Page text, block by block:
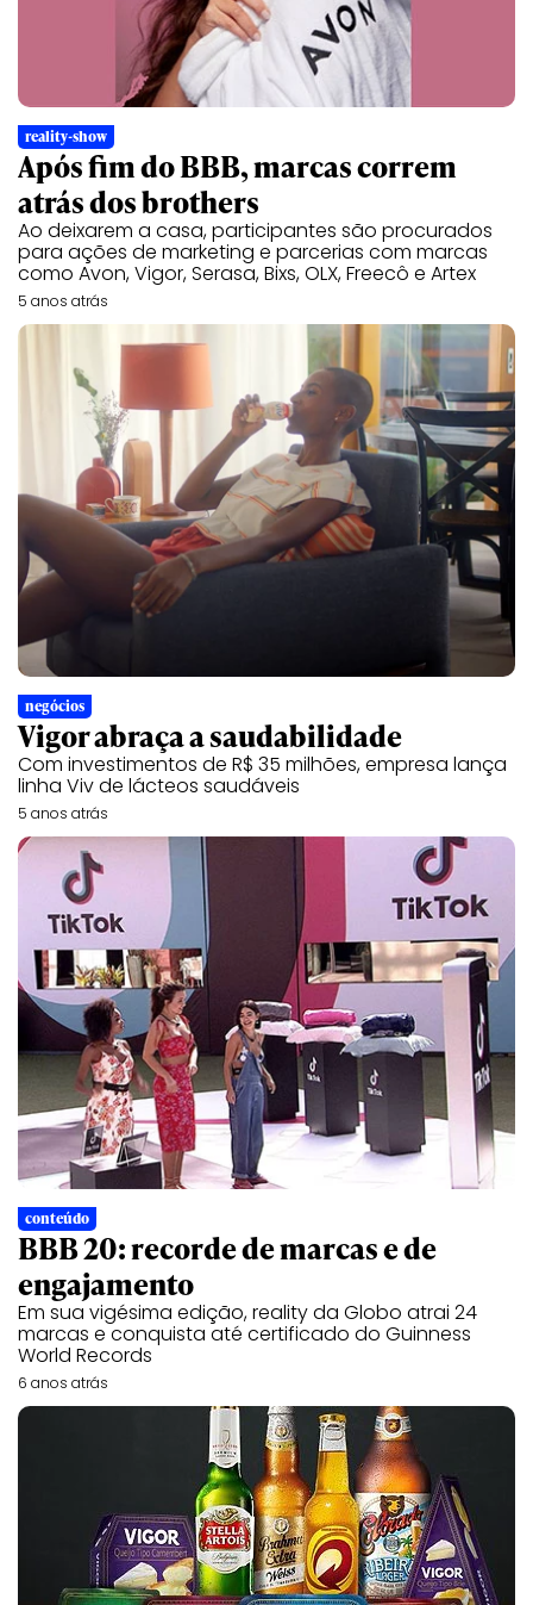
reality-show
Após fim do BBB, marcas correm
atrás dos brothers
Ao deixarem a casa, participantes são procurados
para ações de marketing e parcerias com marcas
como Avon, Vigor, Serasa, Bixs, OLX, Freecô e Artex
5 anos atrás
negócios
Vigor abraça a saudabilidade
Com investimentos de R$ 35 milhões, empresa lança
linha Viv de lácteos saudáveis
5 anos atrás
conteúdo
BBB 20: recorde de marcas e de
engajamento
Em sua vigésima edição, reality da Globo atrai 24
marcas e conquista até certificado do Guinness
World Records
6 anos atrás